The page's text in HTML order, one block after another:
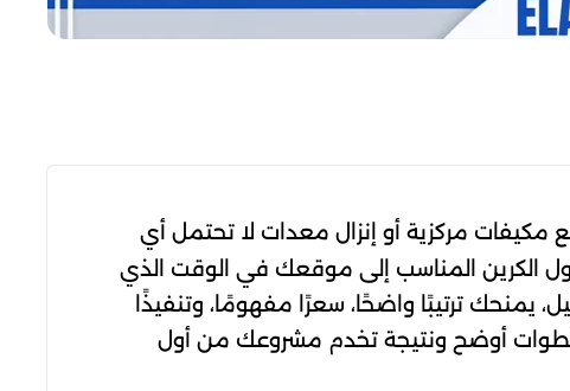
مكيفات مركزية أو إنزال معدات لا تحتمل أي
الكرين المناسب إلى موقعك في الوقت الذي
عن حل يختصر عليك التعطيل، يمنحك ترتيبًا واضحًا، سعرًا مفهومًا، وتنفيذًا
وخطوات أوضح ونتيجة تخدم مشروعك من أول